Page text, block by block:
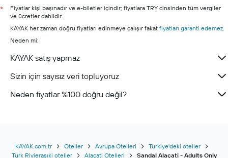
Urla otelleri
Özdere otelleri
*
Fiyatlar kişi başınadır ve e-biletler içindir; fiyatlara TRY cinsinden tüm vergiler
ve ücretler dahildir.
KAYAK her zaman doğru fiyatları edinmeye çalışır fakat fiyatları garanti edemez.
Neden mi:
KAYAK satış yapmaz
Sizin için sayısız veri topluyoruz
Neden fiyatlar %100 doğru değil?
KAYAK.com.tr Oteller Avrupa Otelleri
Türkiye'deki oteller
Türk Rivierasıki oteller
Alaçati Otelleri Sandal Alaçati - Adults Only